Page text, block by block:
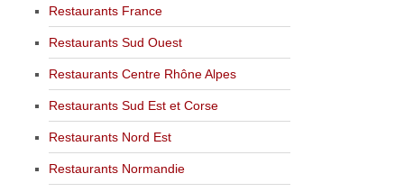
Restaurants France
Restaurants Sud Ouest
Restaurants Centre Rhône Alpes
Restaurants Sud Est et Corse
Restaurants Nord Est
Restaurants Normandie